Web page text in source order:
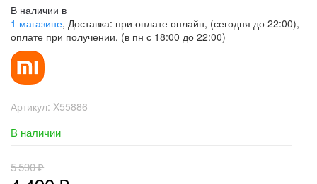
В наличии в
1 магазине, Доставка: при оплате онлайн, (сегодня до 22:00),
оплате при получении, (в пн с 18:00 до 22:00)
Артикул: X55886
В наличии
5 590₽